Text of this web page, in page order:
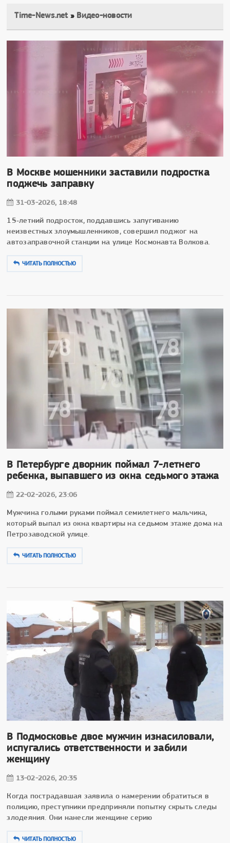
Time-News.net» Видео-новости
В Москве мошенники заставили подростка
поджечь заправку
31-03-2026, 18:48
15‑летний подросток, поддавшись запугиванию
неизвестных злоумышленников, совершил поджог на
автозаправочной станции на улице Космонавта Волкова.
ЧИТАТЬ ПОЛНОСТЬЮ
В Петербурге дворник поймал 7-летнего
ребенка, выпавшего из окна седьмого этажа
22-02-2026, 23:06
Мужчина голыми руками поймал семилетнего мальчика,
который выпал из окна квартиры на седьмом этаже дома на
Петрозаводской улице.
ЧИТАТЬ ПОЛНОСТЬЮ
В Подмосковье двое мужчин изнасиловали,
испугались ответственности и забили
женщину
13-02-2026, 20:35
Когда пострадавшая заявила о намерении обратиться в
полицию, преступники предприняли попытку скрыть следы
злодеяния. Они нанесли женщине серию
ЧИТАТЬ ПОЛНОСТЬЮ